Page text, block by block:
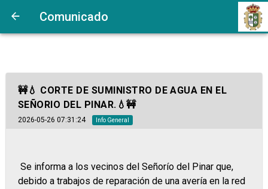
Comunicado
🚧💧 CORTE DE SUMINISTRO DE AGUA EN EL
SEÑORIO DEL PINAR.💧🚧
2026-05-26 07:31:24 Info General
Se informa a los vecinos del Señorío del Pinar que,
debido a trabajos de reparación de una avería en la red